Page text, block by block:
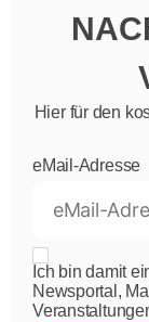
Hier für den
eMail-Adresse
Ich bin damit
Newsportal,